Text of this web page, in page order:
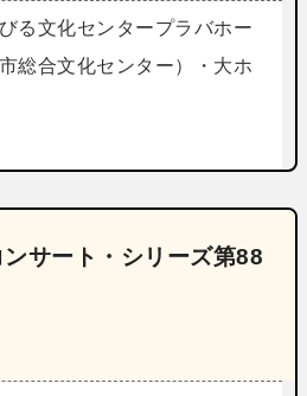
る文化センタープラバホー
総合文化センター）・大ホ
サート・シリーズ第88